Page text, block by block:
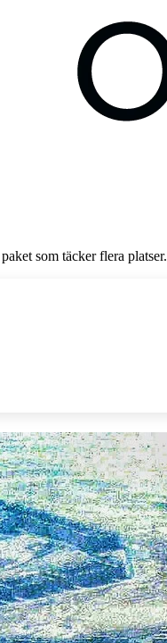
som täcker flera platser.